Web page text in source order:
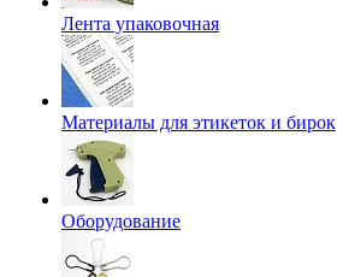
Лента упаковочная
Материалы для этикеток и бирок
Оборудование